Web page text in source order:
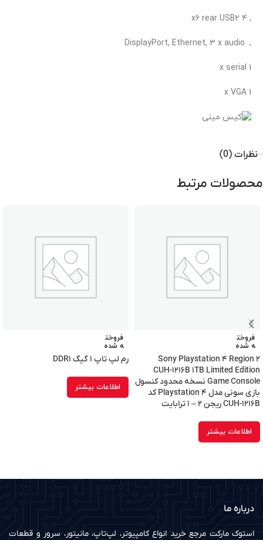
, 4 x6 rear USB2
, DisplayPort, Ethernet, 3 x audio
1 x serial
1 x VGA
نظرات (0)
محصولات مرتبط
فروخت
ه شده
Sony Playstation ۴ Region ۲
CUH-۱۲۱۶B ۱TB Limited Edition
Game Console نسخه محدود کنسول
بازی سونی مدل Playstation ۴ کد
CUH-۱۲۱۶B ریجن ۲ – ۱ ترابایت
اطلاعات بیشتر
فروخت
ه شده
رم لپ تاپ ۱ گیگ DDR۱
اطلاعات بیشتر
درباره ما
استوک مارکت مرجع خرید انواع کامپیوتر، لپ‌تاپ، مانیتور، سرور و قطعات